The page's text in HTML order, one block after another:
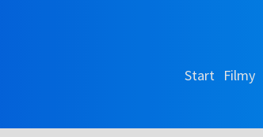
Start Filmy